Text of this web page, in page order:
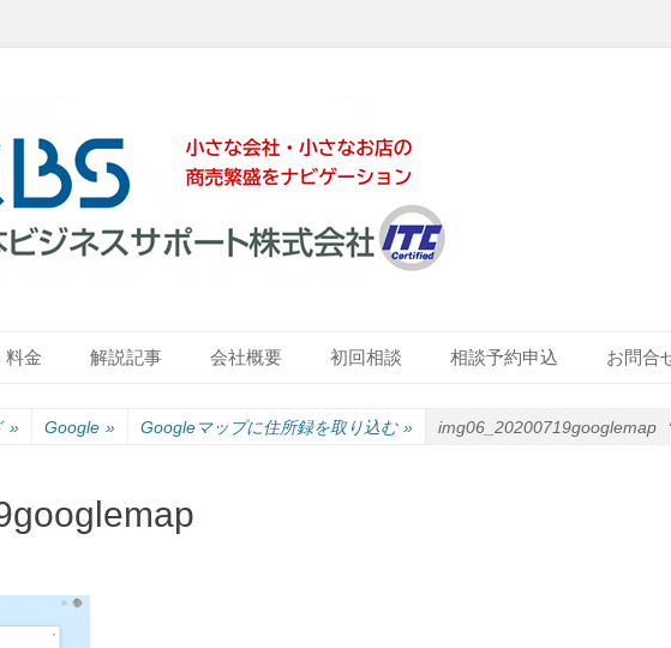
サポート株式会社
ゲーション
料金 解説記事 会社概要 初回相談 相談予約申込 お問合
» Google » Googleマップに住所録を取り込む » img06_20200719googlemap